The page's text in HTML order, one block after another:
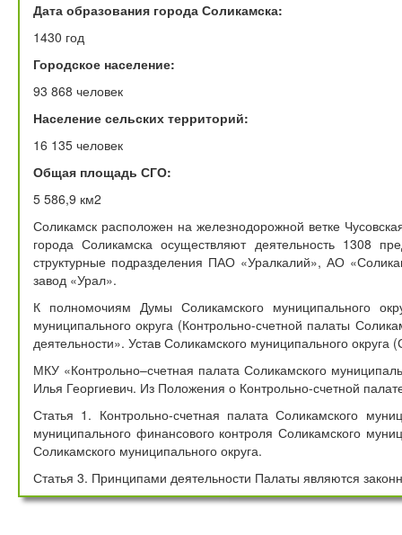
Дата образования города Соликамска:
1430 год
Городское население:
93 868 человек
Население сельских территорий:
16 135 человек
Общая площадь СГО:
5 586,9 км2
Соликамск расположен на железнодорожной ветке
города Соликамска осуществляют деятельность 1308
структурные подразделения ПАО «Уралкалий», АО
завод «Урал».
К полномочиям Думы Соликамского муниципального
муниципального округа (Контрольно-счетной палаты
деятельности». Устав Соликамского муниципального округа
МКУ «Контрольно–счетная палата Соликамского
Илья Георгиевич. Из Положения о Контрольно-счетной
Статья 1. Контрольно-счетная палата Соликамского
муниципального финансового контроля Соликамского
Соликамского муниципального округа.
Статья 3. Принципами деятельности Палаты являются